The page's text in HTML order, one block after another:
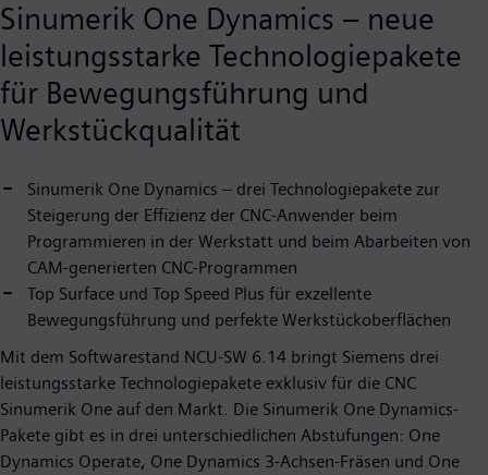
Sinumerik One Dynamics – neue
leistungsstarke Technologiepakete
für Bewegungsführung und
Werkstückqualität
Sinumerik One Dynamics – drei Technologiepakete zur
Steigerung der Effizienz der CNC-Anwender beim
Programmieren in der Werkstatt und beim Abarbeiten von
CAM-generierten CNC-Programmen
Top Surface und Top Speed Plus für exzellente
Bewegungsführung und perfekte Werkstückoberflächen
Mit dem Softwarestand NCU-SW 6.14 bringt Siemens drei
leistungsstarke Technologiepakete exklusiv für die CNC
Sinumerik One auf den Markt. Die Sinumerik One Dynamics-
Pakete gibt es in drei unterschiedlichen Abstufungen: One
Dynamics Operate, One Dynamics 3-Achsen-Fräsen und One